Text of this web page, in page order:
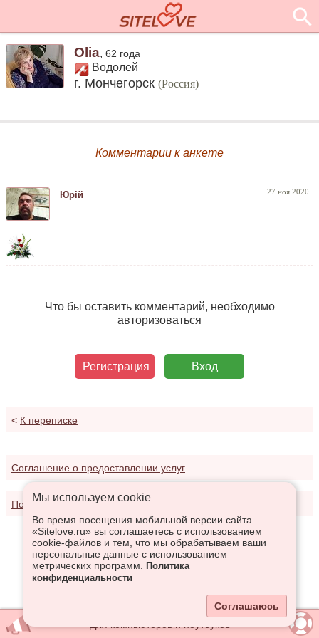
Olia,62 года
Водолей
г. Мончегорск(Россия)
Комментарии к анкете
27 ноя 2020
Юрій
Что бы оставить комментарий, необходимо
авторизоваться
Регистрация Вход
< К переписке
Соглашение о предоставлении услуг
Политика конфиденциальности
Мы используем сookie
Во время посещения мобильной версии сайта
«Sitelove.ru» вы соглашаетесь с использованием
cookie-файлов и тем, что мы обрабатываем ваши
персональные данные с использованием
метрических программ.
Политика
конфиденциальности
Соглашаюсь
Для компьютеров и ноутбуков